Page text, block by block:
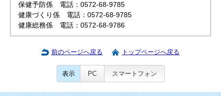
保健予防係 電話：0572-68-9785
健康づくり係 電話：0572-68-9785
健康総務係 電話：0572-68-9786
前のページへ戻る トップページへ戻る
表示 PC スマートフォン